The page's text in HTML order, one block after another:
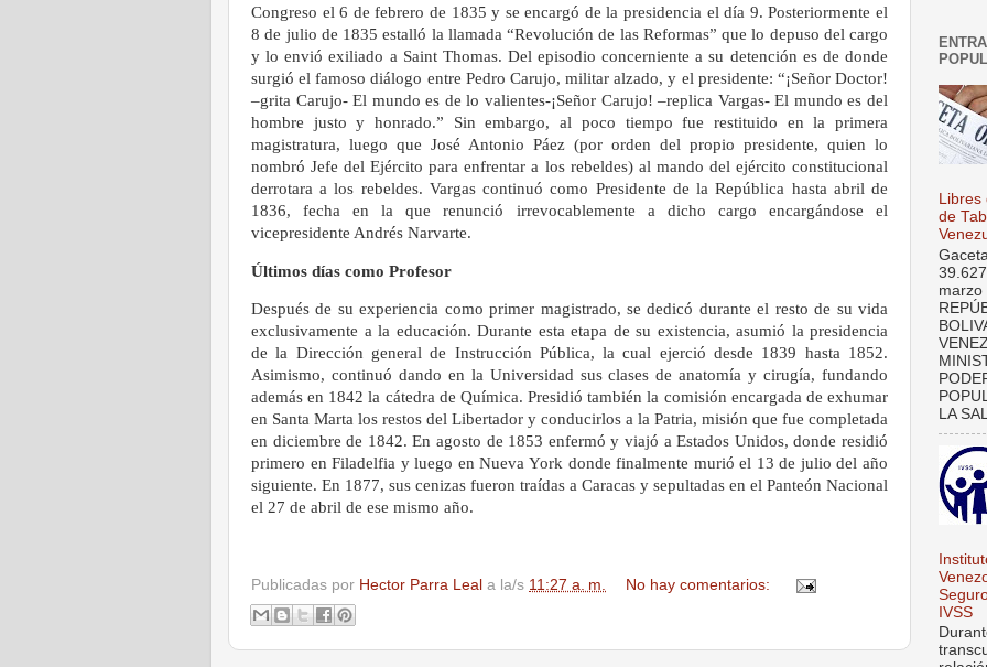
Congreso el 6 de febrero de 1835 y se encargó de la presidencia el día 9. Posteriormente el
8 de julio de 1835 estalló la llamada “Revolución de las Reformas” que lo depuso del cargo
y lo envió exiliado a Saint Thomas. Del episodio concerniente a su detención es de donde
surgió el famoso diálogo entre Pedro Carujo, militar alzado, y el presidente: “¡Señor Doctor!
–grita Carujo- El mundo es de lo valientes-¡Señor Carujo! –replica Vargas- El mundo es del
hombre justo y honrado.” Sin embargo, al poco tiempo fue restituido en la primera
magistratura, luego que José Antonio Páez (por orden del propio presidente, quien lo
nombró Jefe del Ejército para enfrentar a los rebeldes) al mando del ejército constitucional
derrotara a los rebeldes. Vargas continuó como Presidente de la República hasta abril de
1836, fecha en la que renunció irrevocablemente a dicho cargo encargándose el
vicepresidente Andrés Narvarte.
Últimos días como Profesor
Después de su experiencia como primer magistrado, se dedicó durante el resto de su vida
exclusivamente a la educación. Durante esta etapa de su existencia, asumió la presidencia
de la Dirección general de Instrucción Pública, la cual ejerció desde 1839 hasta 1852.
Asimismo, continuó dando en la Universidad sus clases de anatomía y cirugía, fundando
además en 1842 la cátedra de Química. Presidió también la comisión encargada de exhumar
en Santa Marta los restos del Libertador y conducirlos a la Patria, misión que fue completada
en diciembre de 1842. En agosto de 1853 enfermó y viajó a Estados Unidos, donde residió
primero en Filadelfia y luego en Nueva York donde finalmente murió el 13 de julio del año
siguiente. En 1877, sus cenizas fueron traídas a Caracas y sepultadas en el Panteón Nacional
el 27 de abril de ese mismo año.
Publicadas por Hector Parra Leal a la/s 11:27 a. m. No hay comentarios:
de
marzo
LA
IVSS